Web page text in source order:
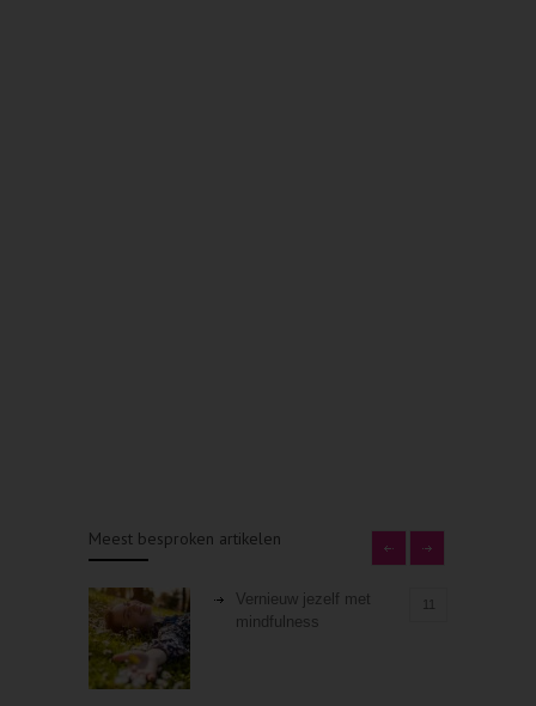
Meest besproken artikelen
Vernieuw jezelf met
mindfulness